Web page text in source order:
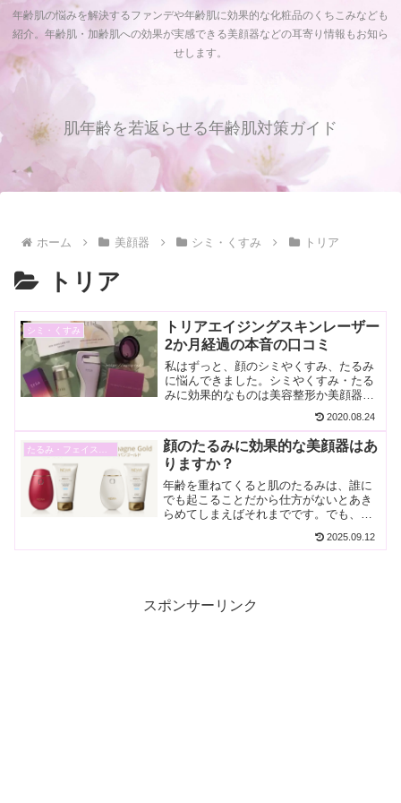
年齢肌の悩みを解決するファンデや年齢肌に効果的な化粧品のくちこみなども
紹介。年齢肌・加齢肌への効果が実感できる美顔器などの耳寄り情報もお知ら
せします。
肌年齢を若返らせる年齢肌対策ガイド
ホーム 美顔器 シミ・くすみ トリア
トリア
シミ・くすみ
トリアエイジングスキンレーザー
2か月経過の本音の口コミ
私はずっと、顔のシミやくすみ、たるみ
に悩んできました。シミやくすみ・たる
みに効果的なものは美容整形か美顔器で
す。美容整形は、価格的にも高いです
し、美容整形に踏み出す勇気がありませ
んでした。というとあとは美顔器しかあ
りません。美容整形外科など...
2020.08.24
たるみ・フェイスライン
顔のたるみに効果的な美顔器はあ
りますか？
年齢を重ねてくると肌のたるみは、誰に
でも起こることだから仕方がないとあき
らめてしまえばそれまでです。でも、同
がいます。同窓会などに行ったら妬まし
2025.09.12
スポンサーリンク